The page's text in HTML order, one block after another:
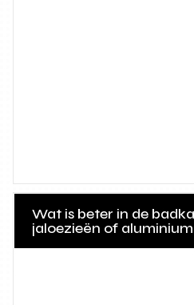
Wat is beter in de
jaloezieën of